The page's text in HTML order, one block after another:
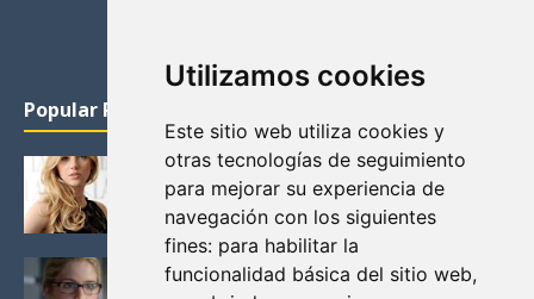
Utilizamos cookies
Este sitio web utiliza cookies y
otras tecnologías de seguimiento
para mejorar su experiencia de
navegación con los siguientes
fines: para habilitar la
funcionalidad básica del sitio web,
Popular Posts
KATHERYN WINNICK: LA ACTRIZ MAS GUAPA DE
VIKINGOS
Junio 14, 2013
FELICITY (EMILY BETT RICKARDS), LAS FOTOS
MAS BONITAS DE LA ALIADA DE ARROW